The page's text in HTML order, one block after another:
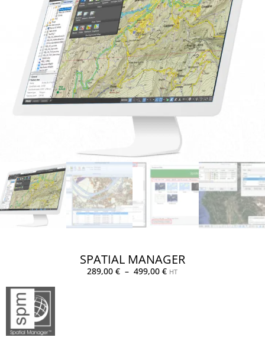
SPATIAL MANAGER
289,00€ – 499,00€ HT